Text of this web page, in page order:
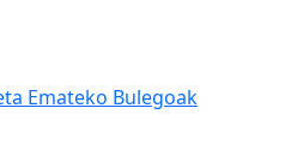
Emateko Bulegoak